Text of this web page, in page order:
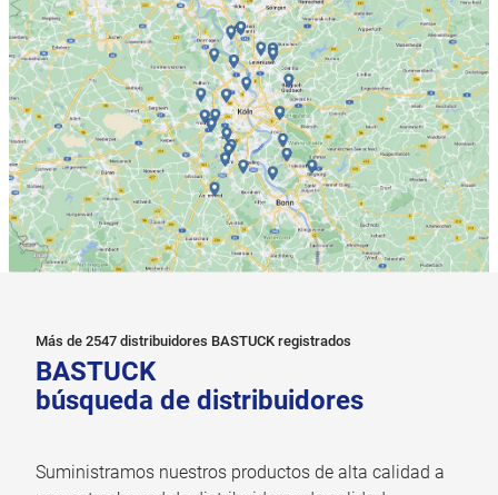
Más de 2547 distribuidores BASTUCK registrados
BASTUCK
búsqueda de distribuidores
Suministramos nuestros productos de alta calidad a